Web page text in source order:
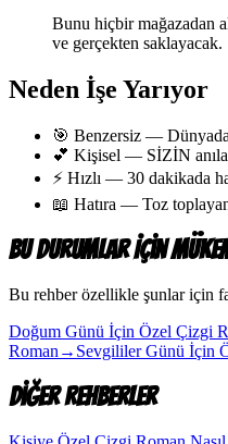
Bunu hiçbir
ve gerçekten saklayacak.
Neden İşe Yarıyor
🎯 Benzersiz —
💕 Kişisel — SİZİN
⚡ Hızlı — 30 dakikada
📖 Hatıra — Toz
Bu Durumlar İçin
Bu rehber özellikle şunlar için
Doğum Günü İçin Özel Çizgi
Roman → Sevgililer Günü İçin
Diğer Rehberler